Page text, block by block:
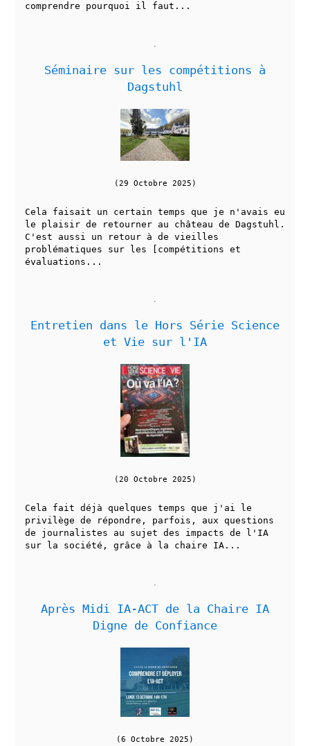
comprendre pourquoi il faut...
Séminaire sur les compétitions à
Dagstuhl
(29 Octobre 2025)
Cela faisait un certain temps que je n'avais eu
le plaisir de retourner au château de Dagstuhl.
C'est aussi un retour à de vieilles
problématiques sur les [compétitions et
évaluations...
Entretien dans le Hors Série Science
et Vie sur l'IA
(20 Octobre 2025)
Cela fait déjà quelques temps que j'ai le
privilège de répondre, parfois, aux questions
de journalistes au sujet des impacts de l'IA
sur la société, grâce à la chaire IA...
Après Midi IA-ACT de la Chaire IA
Digne de Confiance
(6 Octobre 2025)